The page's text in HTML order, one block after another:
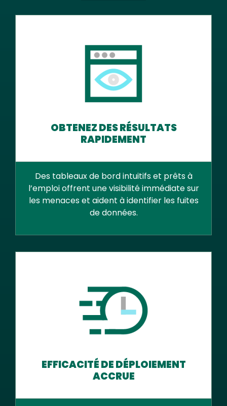
OBTENEZ DES RÉSULTATS
RAPIDEMENT
Des tableaux de bord intuitifs et prêts à
l’emploi offrent une visibilité immédiate sur
les menaces et aident à identifier les fuites
de données.
EFFICACITÉ DE DÉPLOIEMENT
ACCRUE